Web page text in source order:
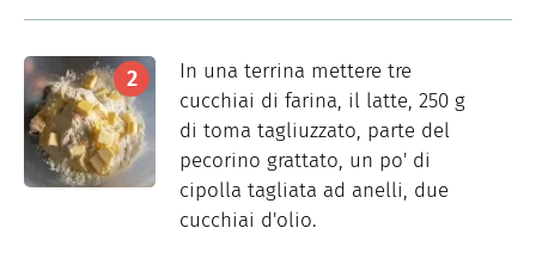
In una terrina mettere tre
cucchiai di farina, il latte, 250 g
di toma tagliuzzato, parte del
pecorino grattato, un po' di
cipolla tagliata ad anelli, due
cucchiai d'olio.